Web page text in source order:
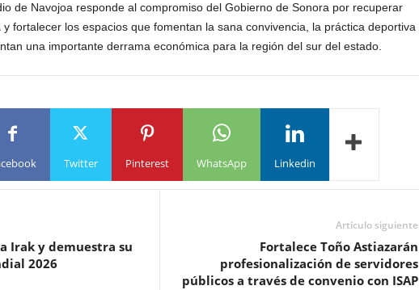
de Navojoa responde al compromiso del Gobierno de Sonora por recuperar
fortalecer los espacios que fomentan la sana convivencia, la práctica deportiva
una importante derrama económica para la región del sur del estado.
Twitter Pinterest WhatsApp Linkedin
Irak y demuestra su
2026
Artículo siguiente
Fortalece Toño Astiazarán
profesionalización de servidores
públicos a través de convenio con ISAP